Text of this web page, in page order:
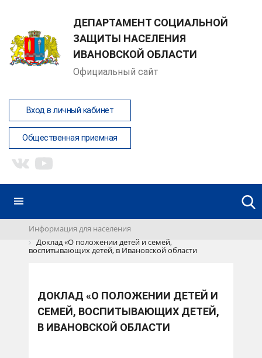
ДЕПАРТАМЕНТ СОЦИАЛЬНОЙ
ЗАЩИТЫ НАСЕЛЕНИЯ
ИВАНОВСКОЙ ОБЛАСТИ
Официальный сайт
Вход в личный кабинет
Общественная приемная
Информация для населения
Доклад «О положении детей и семей,
воспитывающих детей, в Ивановской области
ДОКЛАД «О ПОЛОЖЕНИИ ДЕТЕЙ И
СЕМЕЙ, ВОСПИТЫВАЮЩИХ ДЕТЕЙ,
В ИВАНОВСКОЙ ОБЛАСТИ